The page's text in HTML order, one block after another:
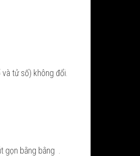
tử số) không đổi.
gọn bằng bằng